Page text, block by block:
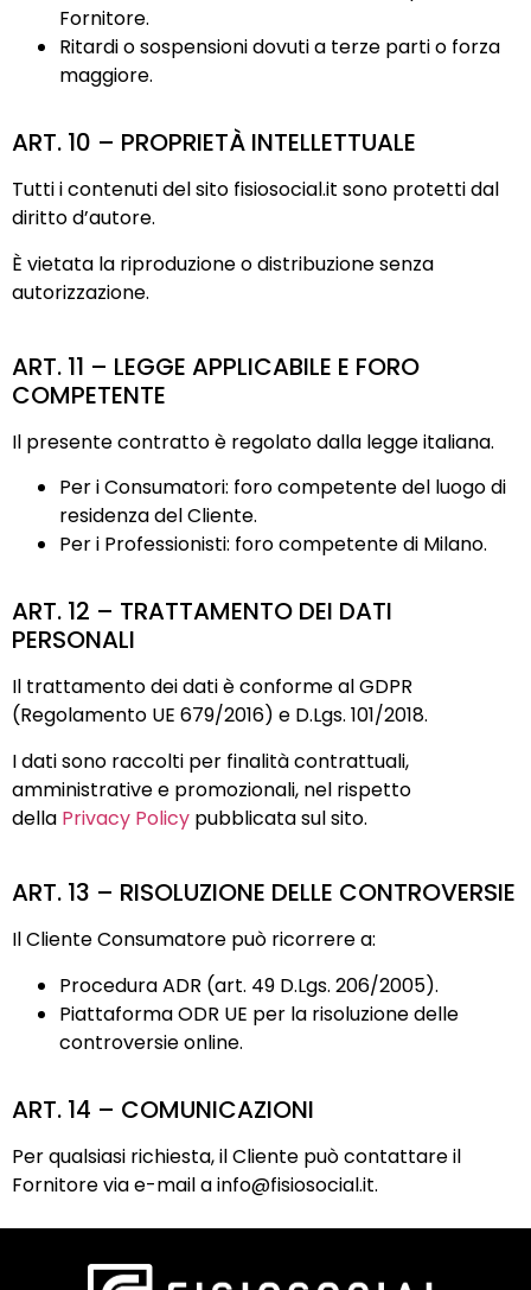
Fornitore.
Ritardi o sospensioni dovuti a terze parti o forza
maggiore.
ART. 10 – PROPRIETÀ INTELLETTUALE
Tutti i contenuti del sito fisiosocial.it sono protetti dal
diritto d’autore.
È vietata la riproduzione o distribuzione senza
autorizzazione.
ART. 11 – LEGGE APPLICABILE E FORO
COMPETENTE
Il presente contratto è regolato dalla legge italiana.
Per i Consumatori: foro competente del luogo di
residenza del Cliente.
Per i Professionisti: foro competente di Milano.
ART. 12 – TRATTAMENTO DEI DATI
PERSONALI
Il trattamento dei dati è conforme al GDPR
(Regolamento UE 679/2016) e D.Lgs. 101/2018.
I dati sono raccolti per finalità contrattuali,
amministrative e promozionali, nel rispetto
della Privacy Policy pubblicata sul sito.
ART. 13 – RISOLUZIONE DELLE CONTROVERSIE
Il Cliente Consumatore può ricorrere a:
Procedura ADR (art. 49 D.Lgs. 206/2005).
Piattaforma ODR UE per la risoluzione delle
controversie online.
ART. 14 – COMUNICAZIONI
Per qualsiasi richiesta, il Cliente può contattare il
Fornitore via e-mail ainfo@fisiosocial.it.